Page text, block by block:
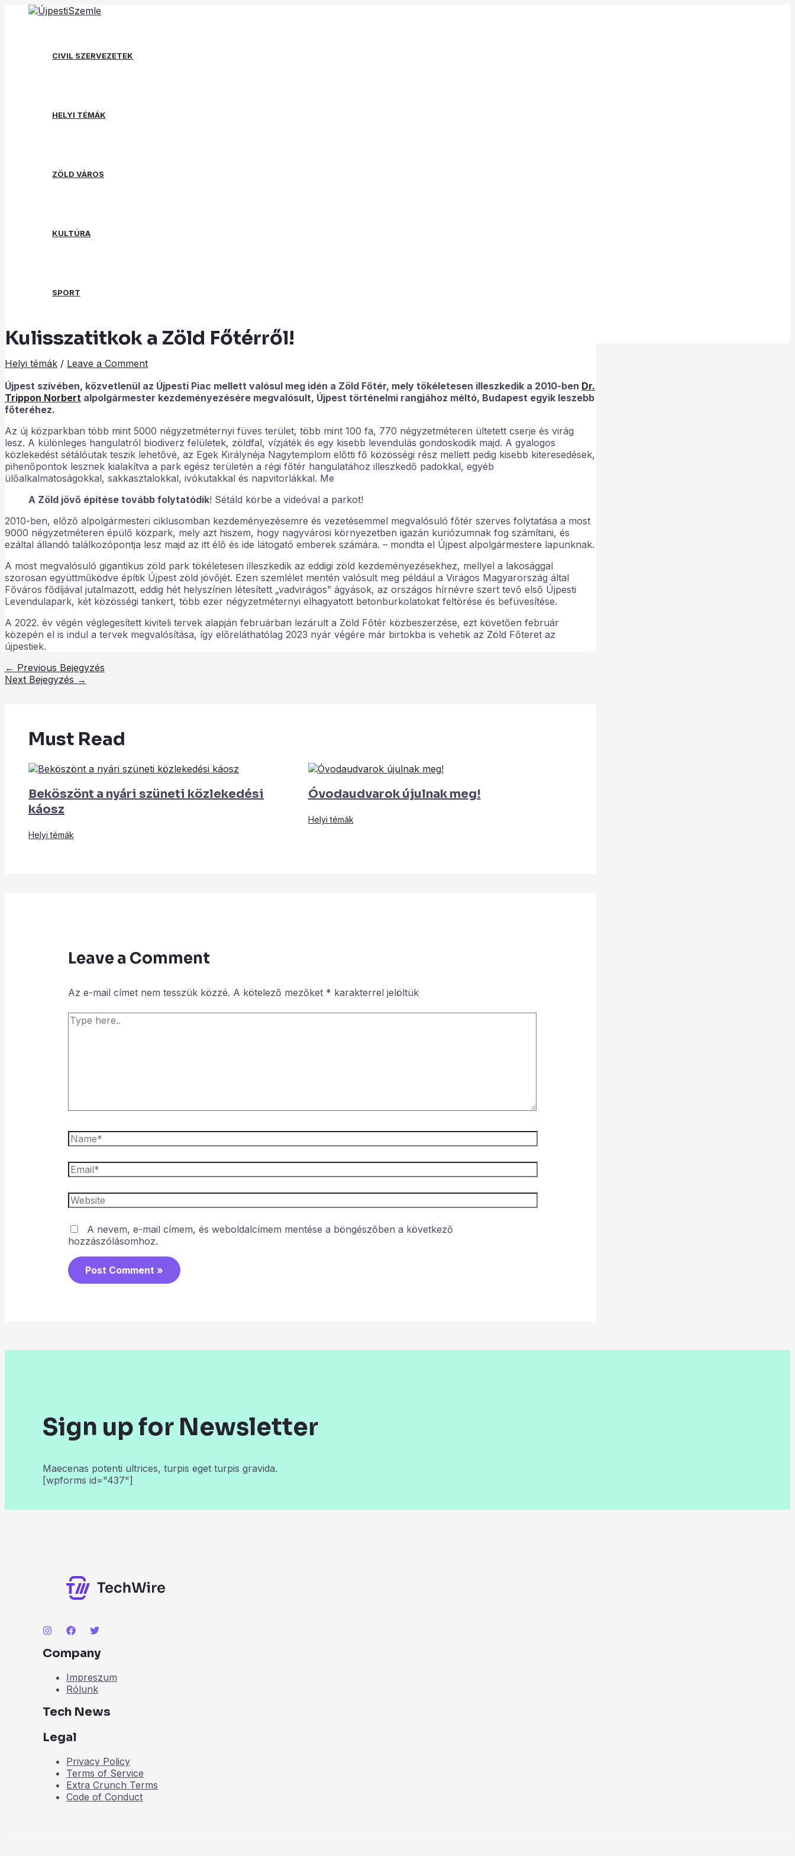
CIVIL SZERVEZETEK
HELYI TÉMÁK
ZÖLD VÁROS
KULTÚRA
SPORT
Search
Kulisszatitkok a Zöld Főtérről!
Helyi témák / Leave a Comment
Újpest szívében, közvetlenül az Újpesti Piac mellett valósul meg idén a Zöld Főtér, mely tökéletesen illeszkedik a 2010-ben Dr.
Trippon Norbert alpolgármester kezdeményezésére megvalósult, Újpest történelmi rangjához méltó, Budapest egyik leszebb
főteréhez.
Az új közparkban több mint 5000 négyzetméternyi füves terület, több mint 100 fa, 770 négyzetméteren ültetett cserje és virág
lesz. A különleges hangulatról biodiverz felületek, zöldfal, vízjáték és egy kisebb levendulás gondoskodik majd. A gyalogos
közlekedést sétálóutak teszik lehetővé, az Egek Királynéja Nagytemplom előtti fő közösségi rész mellett pedig kisebb kiteresedések,
pihenőpontok lesznek kialakítva a park egész területén a régi főtér hangulatához illeszkedő padokkal, egyéb
ülőalkalmatoságokkal, sakkasztalokkal, ivókutakkal és napvitorlákkal. Me
A Zöld jövő építése tovább folytatódik! Sétáld körbe a videóval a parkot!
2010-ben, előző alpolgármesteri ciklusomban kezdeményezésemre és vezetésemmel megvalósuló főtér szerves folytatása a most
9000 négyzetméteren épülő közpark, mely azt hiszem, hogy nagyvárosi környezetben igazán kuriózumnak fog számítani, és
ezáltal állandó találkozópontja lesz majd az itt élő és ide látogató emberek számára. – mondta el Újpest alpolgármestere lapunknak.
A most megvalósuló gigantikus zöld park tökéletesen illeszkedik az eddigi zöld kezdeményezésekhez, mellyel a lakosággal
szorosan együttműködve építik Újpest zöld jövőjét. Ezen szemlélet mentén valósult meg például a Virágos Magyarország által
Főváros fődíjával jutalmazott, eddig hét helyszínen létesített „vadvirágos” ágyások, az országos hírnévre szert tevő első Újpesti
Levendulapark, két közösségi tankert, több ezer négyzetméternyi elhagyatott betonburkolatokat feltörése és befüvesítése.
A 2022. év végén véglegesített kiviteli tervek alapján februárban lezárult a Zöld Főtér közbeszerzése, ezt követően február
közepén el is indul a tervek megvalósítása, így előreláthatólag 2023 nyár végére már birtokba is vehetik az Zöld Főteret az
újpestiek.
navigation
← Previous Bejegyzés
Next Bejegyzés →
Must Read
Beköszönt a nyári szüneti közlekedési
káosz
Helyi témák
Óvodaudvarok újulnak meg!
Helyi témák
Leave a Comment
Az e-mail címet nem tesszük közzé. A kötelező mezőket * karakterrel jelöltük
Type
here..
Name*
Email*
Website
A nevem, e-mail címem, és weboldalcímem mentése a böngészőben a következő
hozzászólásomhoz.
Sign up for Newsletter
Maecenas potenti ultrices, turpis eget turpis gravida.
[wpforms id="437"]
Company
Impreszum
Rólunk
Tech News
Legal
Privacy Policy
Terms of Service
Extra Crunch Terms
Code of Conduct